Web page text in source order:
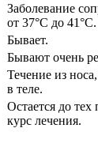
Заболевание
от 37°C до 41°C.
Бывает.
Бывают очень
Течение из
в теле.
Остается до тех
курс лечения.